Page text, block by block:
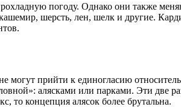
погоду. Однако они также
шерсть, лен, шелк и другие.
могут прийти к единогласию
алясками или парками. Эти две
то концепция алясок более брутальна.